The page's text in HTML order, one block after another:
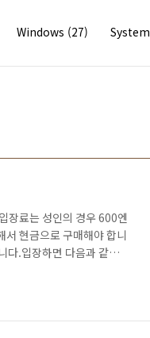
Windows (27) System
장료는 성인의 경우 600엔
현금으로 구매해야 합니
다.입장하면 다음과 같은
명으로 각 언어의 버튼
않아 다행이었습니다.간